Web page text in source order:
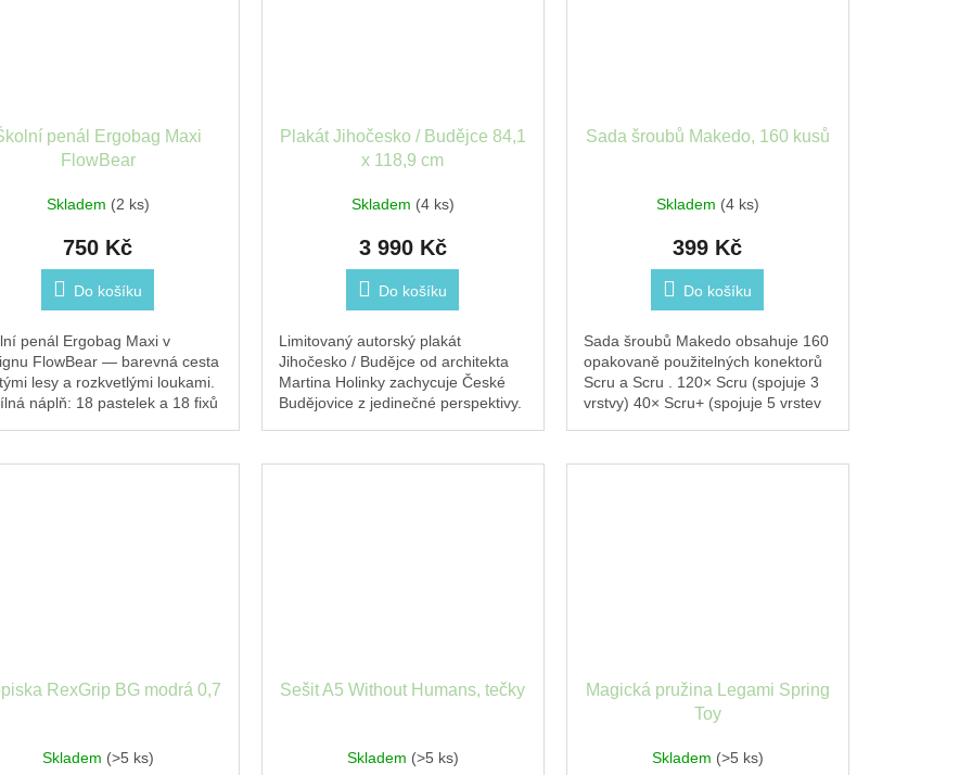
penál Ergobag Maxi
FlowBear
Skladem (2 ks)
750 Kč
Do košíku
penál Ergobag Maxi v
FlowBear — barevná cesta
lesy a rozkvetlými loukami.
náplň: 18 pastelek a 18 fixů
Plakát Jihočesko / Budějce 84,1
x 118,9 cm
Skladem (4 ks)
3 990 Kč
Do košíku
Limitovaný autorský plakát
Jihočesko / Budějce od architekta
Martina Holinky zachycuje České
Budějovice z jedinečné perspektivy.
Sada šroubů Makedo, 160 kusů
Skladem (4 ks)
399 Kč
Do košíku
Sada šroubů Makedo obsahuje 160
opakovaně použitelných konektorů
Scru a Scru . 120× Scru (spojuje 3
vrstvy) 40× Scru+ (spojuje 5 vrstev
RexGrip BG modrá 0,7
Skladem (>5 ks)
Sešit A5 Without Humans, tečky
Skladem (>5 ks)
Magická pružina Legami Spring
Toy
Skladem (>5 ks)